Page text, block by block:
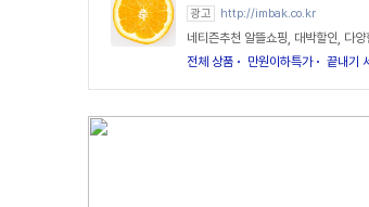
광고 http://imbak.co.kr
네티즌추천 알뜰쇼핑, 대박할인, 다
전체 상품
만원이하특가 끝내기